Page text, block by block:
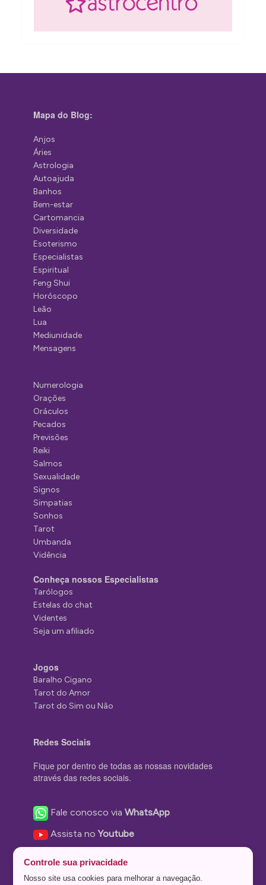
Mapa do Blog:
Anjos
Áries
Astrologia
Autoajuda
Banhos
Bem-estar
Cartomancia
Diversidade
Esoterismo
Especialistas
Espiritual
Feng Shui
Horóscopo
Leão
Lua
Mediunidade
Mensagens
Numerologia
Orações
Oráculos
Pecados
Previsões
Reiki
Salmos
Sexualidade
Signos
Simpatias
Sonhos
Tarot
Umbanda
Vidência
Conheça nossos Especialistas
Tarólogos
Estelas do chat
Videntes
Seja um afiliado
Jogos
Baralho Cigano
Tarot do Amor
Tarot do Sim ou Não
Redes Sociais
Fique por dentro de todas as nossas novidades
através das redes sociais.
Fale conosco viaWhatsApp
Assista noYoutube
Nos siga no Instagram
Controle sua privacidade
Nosso site usa cookies para melhorar a navegação.